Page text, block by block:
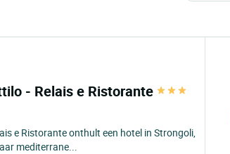
- Relais e Ristorante
e Ristorante onthult een hotel in Strongoli,
mediterrane...